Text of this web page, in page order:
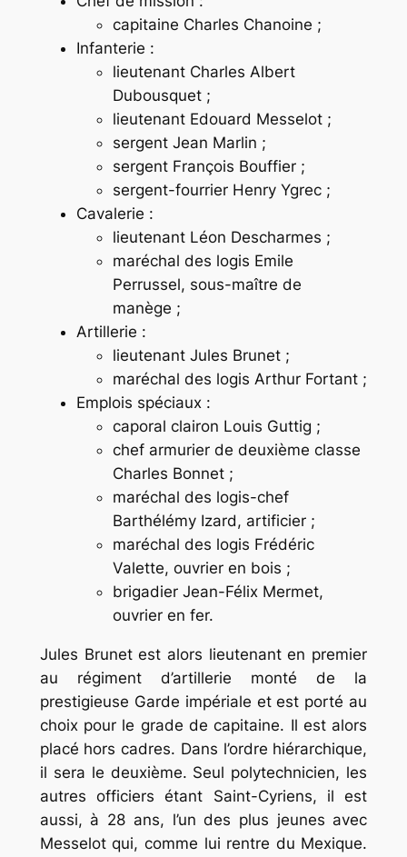
capitaine Charles Chanoine ;
Infanterie :
lieutenant Charles Albert
Dubousquet ;
lieutenant Edouard Messelot ;
sergent Jean Marlin ;
sergent François Bouffier ;
sergent-fourrier Henry Ygrec ;
Cavalerie :
lieutenant Léon Descharmes ;
maréchal des logis Emile
Perrussel, sous-maître de
manège ;
Artillerie :
lieutenant Jules Brunet ;
maréchal des logis Arthur Fortant ;
Emplois spéciaux :
caporal clairon Louis Guttig ;
chef armurier de deuxième classe
Charles Bonnet ;
maréchal des logis-chef
Barthélémy Izard, artificier ;
maréchal des logis Frédéric
Valette, ouvrier en bois ;
brigadier Jean-Félix Mermet,
ouvrier en fer.
Jules Brunet est alors lieutenant en premier
au régiment d’artillerie monté de la
prestigieuse Garde impériale et est porté au
choix pour le grade de capitaine. Il est alors
placé hors cadres. Dans l’ordre hiérarchique,
il sera le deuxième. Seul polytechnicien, les
autres officiers étant Saint-Cyriens, il est
aussi, à 28 ans, l’un des plus jeunes avec
Messelot qui, comme lui rentre du Mexique.